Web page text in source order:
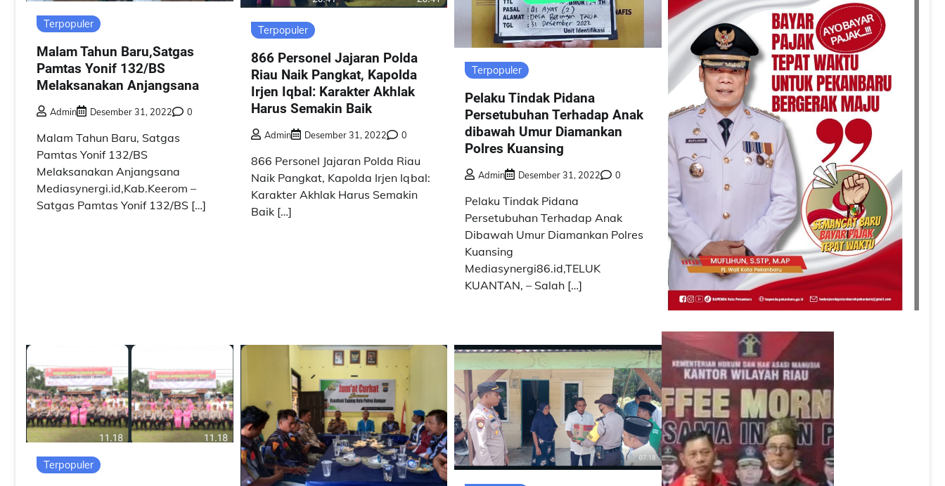
Terpopuler
Malam Tahun Baru,Satgas
Pamtas Yonif 132/BS
Melaksanakan Anjangsana
Admin Desember 31, 2022 0
Malam Tahun Baru, Satgas
Pamtas Yonif 132/BS
Melaksanakan Anjangsana
Mediasynergi.id,Kab.Keerom –
Satgas Pamtas Yonif 132/BS […]
Terpopuler
866 Personel Jajaran Polda
Riau Naik Pangkat, Kapolda
Irjen Iqbal: Karakter Akhlak
Harus Semakin Baik
Admin Desember 31, 2022 0
866 Personel Jajaran Polda Riau
Naik Pangkat, Kapolda Irjen Iqbal:
Karakter Akhlak Harus Semakin
Baik […]
Terpopuler
Pelaku Tindak Pidana
Persetubuhan Terhadap Anak
dibawah Umur Diamankan
Polres Kuansing
Admin Desember 31, 2022 0
Pelaku Tindak Pidana
Persetubuhan Terhadap Anak
Dibawah Umur Diamankan Polres
Kuansing
Mediasynergi86.id,TELUK
KUANTAN, – Salah […]
Terpopuler